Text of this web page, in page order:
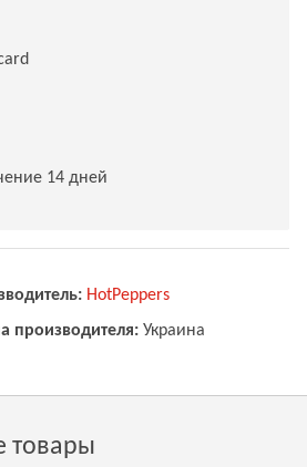
14 дней
HotPeppers
производителя: Украина
товары